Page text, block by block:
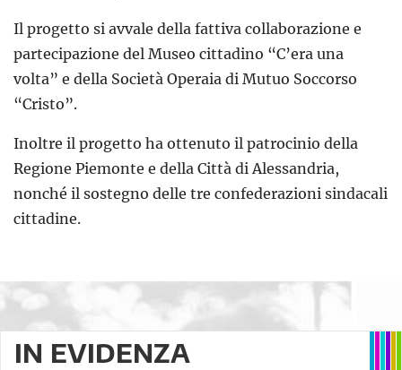
Il progetto si avvale della fattiva collaborazione e
partecipazione del Museo cittadino “C’era una
volta” e della Società Operaia di Mutuo Soccorso
“Cristo”.
Inoltre il progetto ha ottenuto il patrocinio della
Regione Piemonte e della Città di Alessandria,
nonché il sostegno delle tre confederazioni sindacali
cittadine.
IN EVIDENZA